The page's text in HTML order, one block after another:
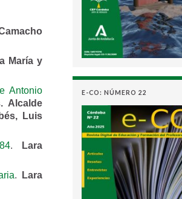
María y
Antonio
Alcalde
Luis
.
Lara
.
Lara
E-CO: NÚMERO 22